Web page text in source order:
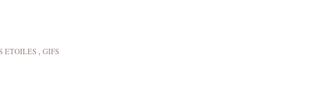
ETOILES, GIFS